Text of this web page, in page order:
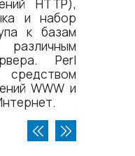
HTTP),
и набор
к базам
Perl
средством
WWW и